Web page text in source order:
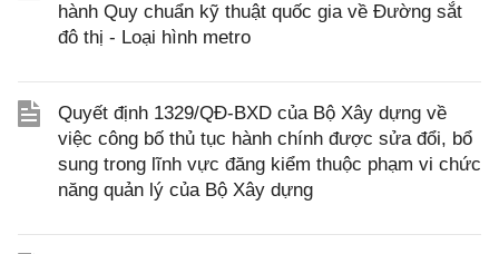
hành Quy chuẩn kỹ thuật quốc gia về Đường sắt
đô thị - Loại hình metro
Quyết định 1329/QĐ-BXD của Bộ Xây dựng về
việc công bố thủ tục hành chính được sửa đổi, bổ
sung trong lĩnh vực đăng kiểm thuộc phạm vi chức
năng quản lý của Bộ Xây dựng